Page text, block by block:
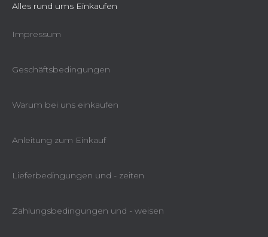
Alles rund ums Einkaufen
Impressum
Geschäftsbedingungen
Warum bei uns einkaufen
Anleitung zum Einkauf
Lieferbedingungen und - zeiten
Zahlungsbedingungen und - weisen